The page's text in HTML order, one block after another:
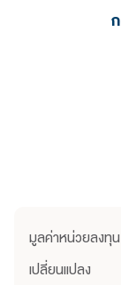
มูลค่าหน่วยลงทุน
เปลี่ยนแปลง